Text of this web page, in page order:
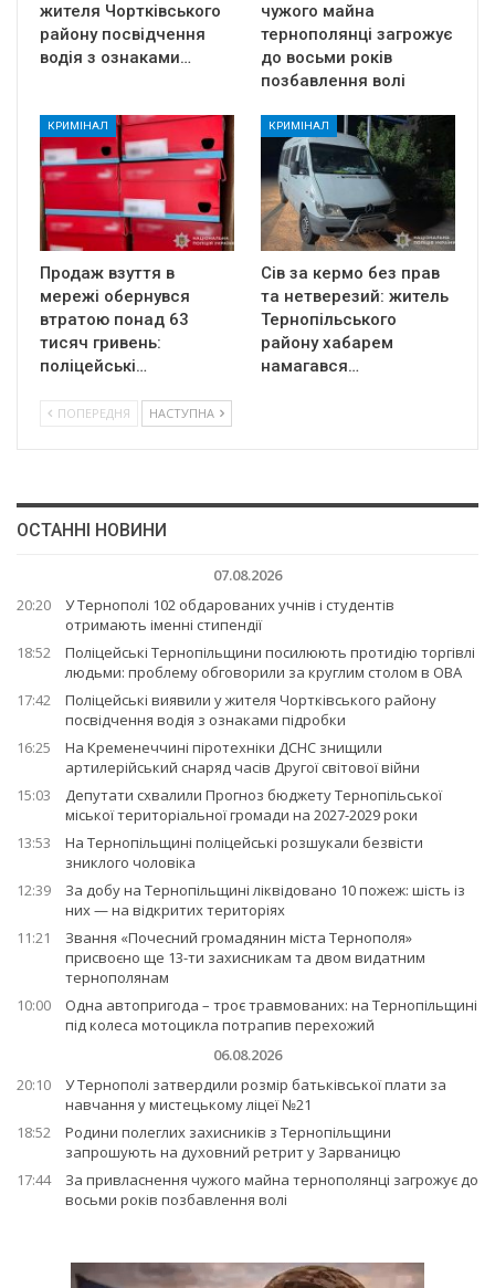
жителя Чортківського
району посвідчення
водія з ознаками…
чужого майна
тернополянці загрожує
до восьми років
позбавлення волі
КРИМІНАЛ
Продаж взуття в
мережі обернувся
втратою понад 63
тисяч гривень:
поліцейські…
КРИМІНАЛ
Сів за кермо без прав
та нетверезий: житель
Тернопільського
району хабарем
намагався…
ПОПЕРЕДНЯ НАСТУПНА
ОСТАННІ НОВИНИ
07.08.2026
20:20
У Тернополі 102 обдарованих учнів і студентів
отримають іменні стипендії
18:52
Поліцейські Тернопільщини посилюють протидію торгівлі
людьми: проблему обговорили за круглим столом в ОВА
17:42
Поліцейські виявили у жителя Чортківського району
посвідчення водія з ознаками підробки
16:25
На Кременеччині піротехніки ДСНС знищили
артилерійський снаряд часів Другої світової війни
15:03
Депутати схвалили Прогноз бюджету Тернопільської
міської територіальної громади на 2027-2029 роки
13:53
На Тернопільщині поліцейські розшукали безвісти
зниклого чоловіка
12:39
За добу на Тернопільщині ліквідовано 10 пожеж: шість із
них — на відкритих територіях
11:21
Звання «Почесний громадянин міста Тернополя»
присвоєно ще 13-ти захисникам та двом видатним
тернополянам
10:00
Одна автопригода – троє травмованих: на Тернопільщині
під колеса мотоцикла потрапив перехожий
06.08.2026
20:10
У Тернополі затвердили розмір батьківської плати за
навчання у мистецькому ліцеї №21
18:52
Родини полеглих захисників з Тернопільщини
запрошують на духовний ретрит у Зарваницю
17:44
За привласнення чужого майна тернополянці загрожує до
восьми років позбавлення волі